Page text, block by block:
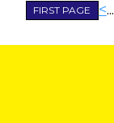
FIRST PAGE <...